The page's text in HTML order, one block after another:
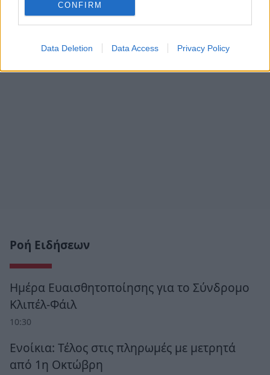
CONFIRM
Data Deletion Data Access Privacy Policy
Ροή Ειδήσεων
Ημέρα Ευαισθητοποίησης για το Σύνδρομο
Κλιπέλ-Φάιλ
10:30
Ενοίκια: Τέλος στις πληρωμές με μετρητά
από 1η Οκτώβρη